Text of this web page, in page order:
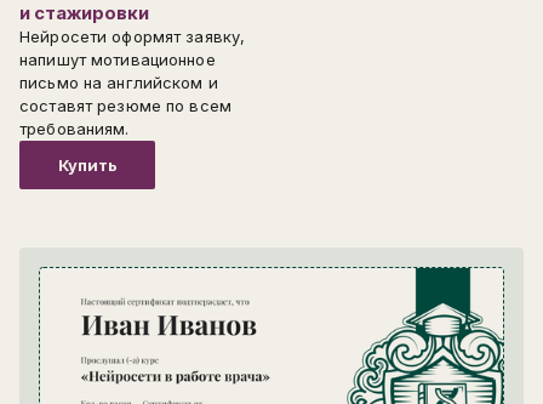
и стажировки
Нейросети оформят заявку,
напишут мотивационное
письмо на английском и
составят резюме по всем
требованиям.
Купить